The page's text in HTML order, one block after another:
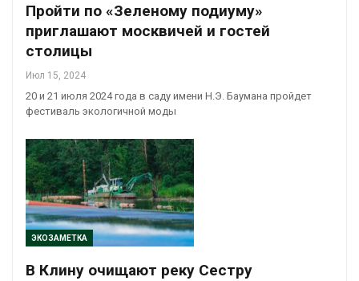
Пройти по «Зеленому подиуму»
приглашают москвичей и гостей
столицы
Июл 15, 2024
20 и 21 июля 2024 года в саду имени Н.Э. Баумана пройдет
фестиваль экологичной моды
ЭКОЗАМЕТКА
В Клину очищают реку Сестру